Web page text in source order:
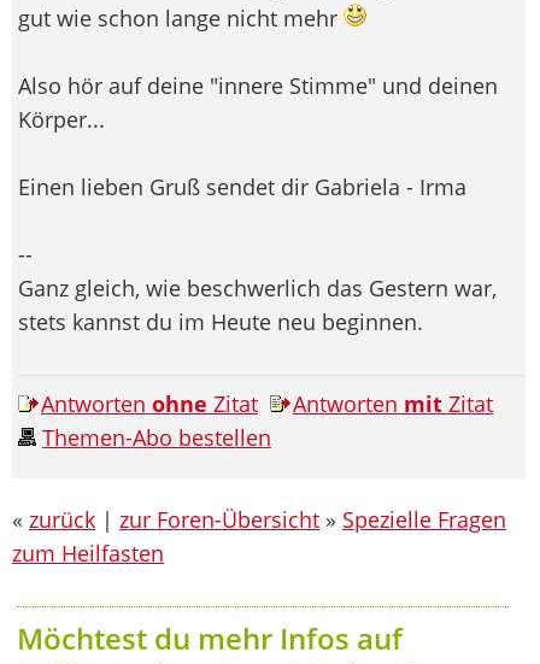
gut wie schon lange nicht mehr
Also hör auf deine "innere Stimme" und deinen
Körper...
Einen lieben Gruß sendet dir Gabriela - Irma
--
Ganz gleich, wie beschwerlich das Gestern war,
stets kannst du im Heute neu beginnen.
Antworten ohne Zitat Antworten mit Zitat
Themen-Abo bestellen
« zurück | zur Foren-Übersicht » Spezielle Fragen
zum Heilfasten
Möchtest du mehr Infos auf